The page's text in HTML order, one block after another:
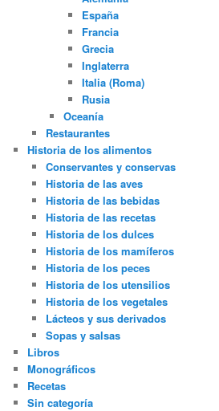
España
Francia
Grecia
Inglaterra
Italia (Roma)
Rusia
Oceanía
Restaurantes
Historia de los alimentos
Conservantes y conservas
Historia de las aves
Historia de las bebidas
Historia de las recetas
Historia de los dulces
Historia de los mamíferos
Historia de los peces
Historia de los utensilios
Historia de los vegetales
Lácteos y sus derivados
Sopas y salsas
Libros
Monográficos
Recetas
Sin categoría